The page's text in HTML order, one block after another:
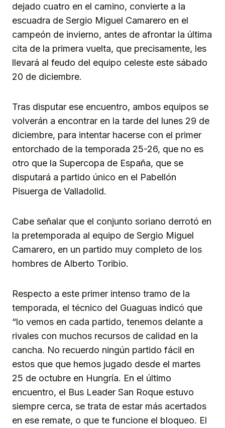
dejado cuatro en el camino, convierte a la
escuadra de Sergio Miguel Camarero en el
campeón de invierno, antes de afrontar la última
cita de la primera vuelta, que precisamente, les
llevará al feudo del equipo celeste este sábado
20 de diciembre.
Tras disputar ese encuentro, ambos equipos se
volverán a encontrar en la tarde del lunes 29 de
diciembre, para intentar hacerse con el primer
entorchado de la temporada 25-26, que no es
otro que la Supercopa de España, que se
disputará a partido único en el Pabellón
Pisuerga de Valladolid.
Cabe señalar que el conjunto soriano derrotó en
la pretemporada al equipo de Sergio Miguel
Camarero, en un partido muy completo de los
hombres de Alberto Toribio.
Respecto a este primer intenso tramo de la
temporada, el técnico del Guaguas indicó que
“lo vemos en cada partido, tenemos delante a
rivales con muchos recursos de calidad en la
cancha. No recuerdo ningún partido fácil en
estos que que hemos jugado desde el martes
25 de octubre en Hungría. En el último
encuentro, el Bus Leader San Roque estuvo
siempre cerca, se trata de estar más acertados
en ese remate, o que te funcione el bloqueo. El